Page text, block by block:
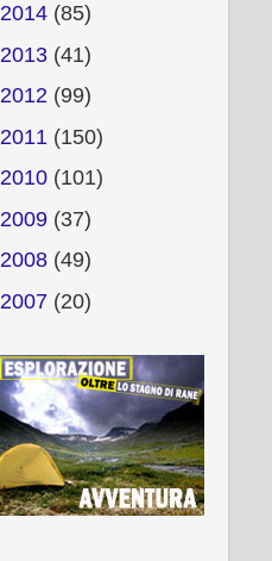
2014 (85)
2013 (41)
2012 (99)
2011 (150)
2010 (101)
2009 (37)
2008 (49)
2007 (20)